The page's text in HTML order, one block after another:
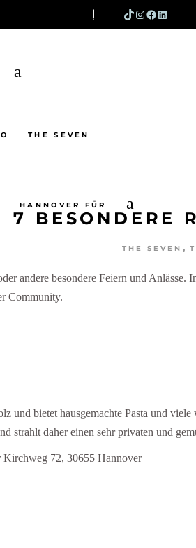
SEARCH
TIKTOK
THE SEVEN
HANNOVER FÜR
7 BESONDERE
THE SEVEN ,
andere besondere Feiern und
Community.
und bietet hausgemachte Pasta und
strahlt daher einen sehr privaten und
Kirchweg 72, 30655 Hannover